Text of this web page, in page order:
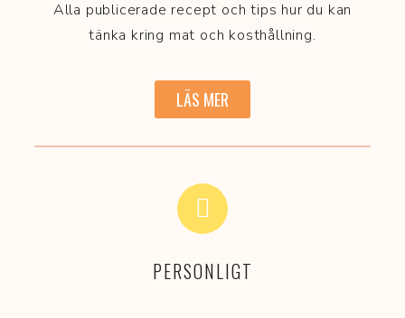
Alla publicerade recept och tips hur du kan
tänka kring mat och kosthållning.
LÄS MER
PERSONLIGT